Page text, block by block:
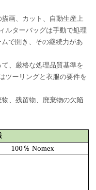
描画、カット、自動生産上
ルターバッグは手動で処理
で開き、その継続力があ
て、厳格な処理品質基準を
ツーリングと衣服の要件を
物、残留物、廃棄物の欠陥
100％ Nomex